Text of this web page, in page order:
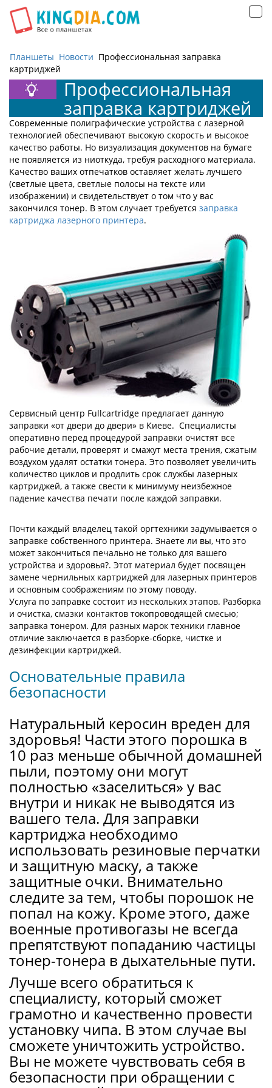
Планшеты Новости Профессиональная заправка
картриджей
Профессиональная
заправка картриджей
Современные полиграфические устройства с лазерной
технологией обеспечивают высокую скорость и высокое
качество работы. Но визуализация документов на бумаге
не появляется из ниоткуда, требуя расходного материала.
Качество ваших отпечатков оставляет желать лучшего
(светлые цвета, светлые полосы на тексте или
изображении) и свидетельствует о том что у вас
закончился тонер. В этом случает требуется заправка
картриджа лазерного принтера.
Сервисный центр Fullcartridge предлагает данную
заправки «от двери до двери» в Киеве. Специалисты
оперативно перед процедурой заправки очистят все
рабочие детали, проверят и смажут места трения, сжатым
воздухом удалят остатки тонера. Это позволяет увеличить
количество циклов и продлить срок службы лазерных
картриджей, а также свести к минимуму неизбежное
падение качества печати после каждой заправки.
Почти каждый владелец такой оргтехники задумывается о
заправке собственного принтера. Знаете ли вы, что это
может закончиться печально не только для вашего
устройства и здоровья?. Этот материал будет посвящен
замене чернильных картриджей для лазерных принтеров
и основным соображениям по этому поводу.
Услуга по заправке состоит из нескольких этапов. Разборка
и очистка, смазки контактов токопроводящей смесью;
заправка тонером. Для разных марок техники главное
отличие заключается в разборке-сборке, чистке и
дезинфекции картриджей.
Основательные правила
безопасности
Натуральный керосин вреден для
здоровья! Части этого порошка в
10 раз меньше обычной домашней
пыли, поэтому они могут
полностью «заселиться» у вас
внутри и никак не выводятся из
вашего тела. Для заправки
картриджа необходимо
использовать резиновые перчатки
и защитную маску, а также
защитные очки. Внимательно
следите за тем, чтобы порошок не
попал на кожу. Кроме этого, даже
военные противогазы не всегда
препятствуют попаданию частицы
тонер-тонера в дыхательные пути.
Лучше всего обратиться к
специалисту, который сможет
грамотно и качественно провести
установку чипа. В этом случае вы
сможете уничтожить устройство.
Вы не можете чувствовать себя в
безопасности при обращении с